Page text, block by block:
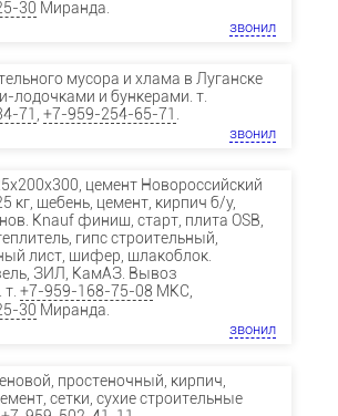
30 Миранда.
звонил
мусора и хлама в Луганске
лодочками и бункерами. т.
71 , +7-959-254-65-71 .
звонил
цемент Новороссийский
кг, щебень, цемент, кирпич б/у,
Knauf финиш, старт, плита OSB,
гипс строительный,
лист, шифер, шлакоблок.
ЗИЛ, КамАЗ. Вывоз
т. +7-959-168-75-08 МКС,
30 Миранда.
звонил
простеночный, кирпич,
сетки, сухие строительные